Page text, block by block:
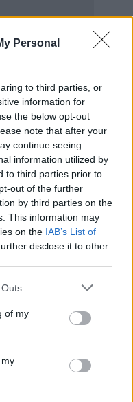
Personal
to third parties, or
information for
the below opt-out
note that after your
continue seeing
information utilized by
to third parties prior to
out of the further
by third parties on the
This information may
on the IAB’s List of
disclose it to other
one or more Google
You may click to
its third-party tags to
in below Google
of my
νόμου και την
Υπουργού, κατά την
για στήριξη των
αυτόνομη
να προβεί σε
για την προώθηση και
και την